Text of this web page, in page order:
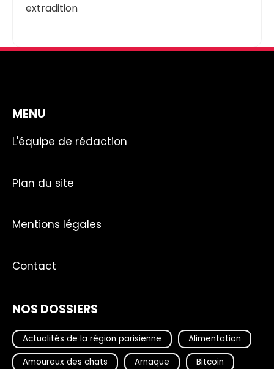
extradition
MENU
L'équipe de rédaction
Plan du site
Mentions légales
Contact
NOS DOSSIERS
Actualités de la région parisienne
Alimentation
Amoureux des chats
Arnaque
Bitcoin